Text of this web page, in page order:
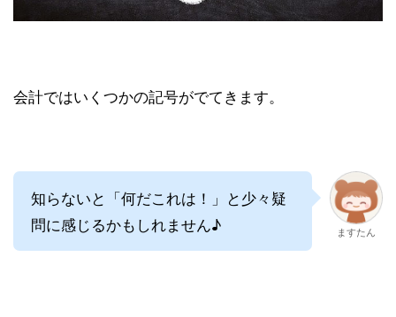
会計ではいくつかの記号がでてきます。
知らないと「何だこれは！」と少々疑
問に感じるかもしれません♪
ますたん